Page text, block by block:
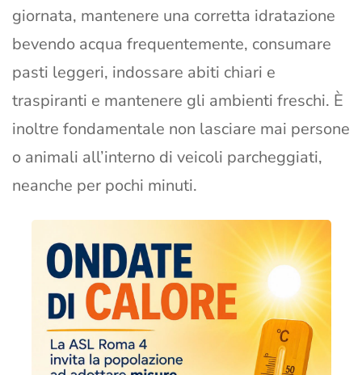
giornata, mantenere una corretta idratazione
bevendo acqua frequentemente, consumare
pasti leggeri, indossare abiti chiari e
traspiranti e mantenere gli ambienti freschi. È
inoltre fondamentale non lasciare mai persone
o animali all’interno di veicoli parcheggiati,
neanche per pochi minuti.